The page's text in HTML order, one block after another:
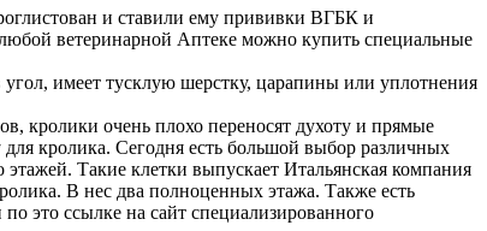
и ставили ему прививки ВГБК и
ветеринарной Аптеке можно купить специальные
имеет тусклую шерстку, царапины или уплотнения
кролики очень плохо переносят духоту и прямые
кролика. Сегодня есть большой выбор различных
Такие клетки выпускает Итальянская компания
В нес два полноценных этажа. Также есть
это ссылке на сайт специализированного